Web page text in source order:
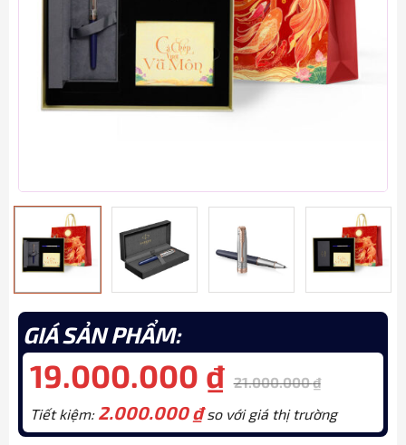
GIÁ SẢN PHẨM:
19.000.000 ₫ 21.000.000₫
Tiết kiệm: 2.000.000₫so với giá thị trường